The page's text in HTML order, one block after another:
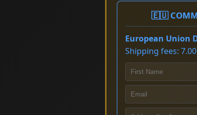
🇪🇺
European Union
Shipping fees: